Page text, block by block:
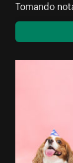
Tomando